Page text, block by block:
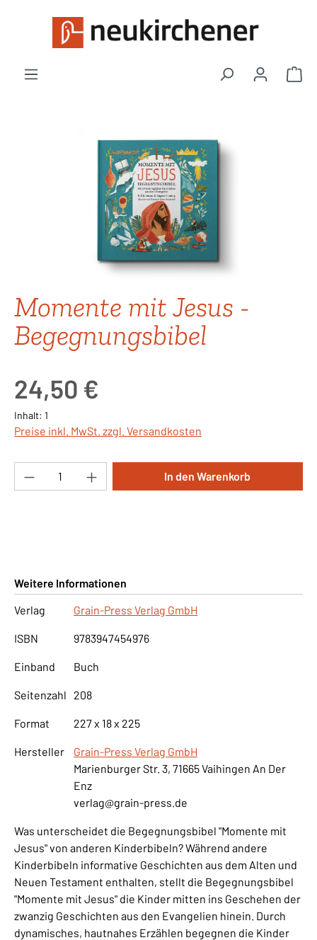
Zum Hauptinhalt springen
Momente mit Jesus -
Begegnungsbibel
24,50 €
Inhalt: 1
Preise inkl. MwSt. zzgl. Versandkosten
Produkt Anzahl: Gib den gewünschten
In den Warenkorb
Weitere Informationen
Verlag
Grain-Press Verlag GmbH
ISBN 9783947454976
Einband Buch
Seitenzahl 208
Format 227 x 18 x 225
Hersteller
Grain-Press Verlag GmbH
Marienburger Str. 3, 71665 Vaihingen An Der
Enz
verlag@grain-press.de
Was unterscheidet die Begegnungsbibel "Momente mit
Jesus" von anderen Kinderbibeln? Während andere
Kinderbibeln informative Geschichten aus dem Alten und
Neuen Testament enthalten, stellt die Begegnungsbibel
"Momente mit Jesus" die Kinder mitten ins Geschehen der
zwanzig Geschichten aus den Evangelien hinein. Durch
dynamisches, hautnahes Erzählen begegnen die Kinder